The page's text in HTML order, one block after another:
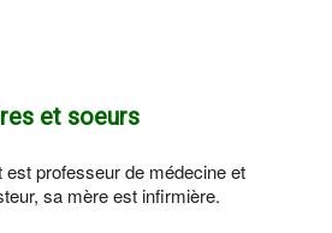
et soeurs
est professeur de médecine et
sa mère est infirmière.